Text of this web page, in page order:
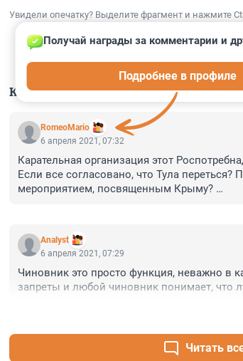
Увидели опечатку? Выделите фрагмент и нажмите
КОММЕНТАРИИ 15
RomeoMario
Получай награды за комментарии и
Подробнее в профиле
6 апреля 2021, 07:32
Карательная организация этот
Если все согласовано, что Тула
мероприятием, посвященным Крыму?
Как мне представляется, это реально
И, вообще, потребнадзор должен
время эти права нарушает, задвигает и
года как получили карт-бланш, так и
упразднить или расформировать, придав
Analyst
6 апреля 2021, 07:29
Чиновник это просто функция, неважно в
запреты и любой чиновник понимает, что
Читать